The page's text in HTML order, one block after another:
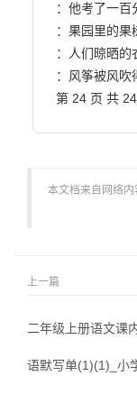
：他考了一百
：果园里的果
：人们晾晒的
：风筝被风吹
第 24
本文档来自网络
上一篇
二年级上册语文课
语默写单(1)(1)_小